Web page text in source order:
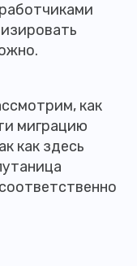
как
миграцию
как здесь